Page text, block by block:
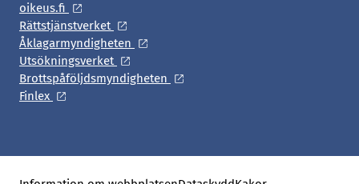
oikeus.fi
Rättstjänstverket
Åklagarmyndigheten
Utsökningsverket
Brottspåföljdsmyndigheten
Finlex